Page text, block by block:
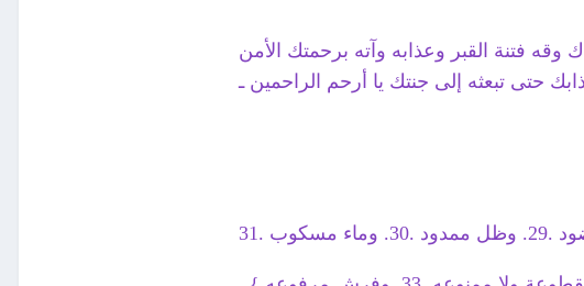
فتنة القبر وعذابه وآته برحمتك الأمن
حتى تبعثه إلى جنتك يا أرحم الراحمين ـ